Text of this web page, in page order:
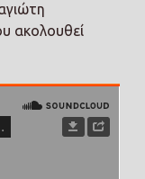
ακολουθεί